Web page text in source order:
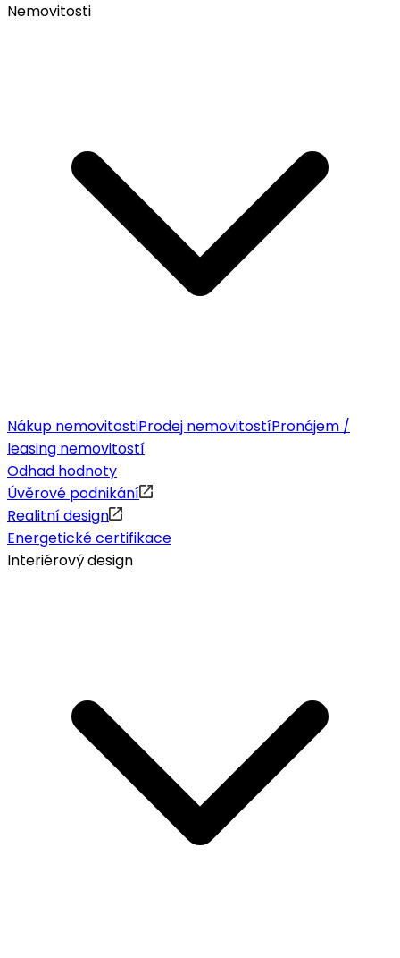
Nemovitosti
Nákup nemovitostiProdej nemovitostíPronájem /
leasing nemovitostí
Odhad hodnoty
Úvěrové podnikání
Realitní design
Energetické certifikace
Interiérový design